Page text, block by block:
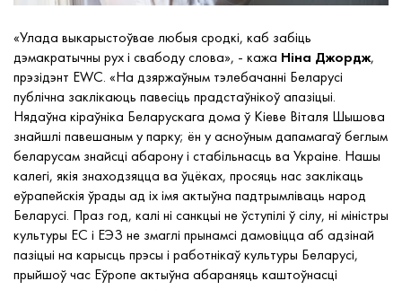
«Улада выкарыстоўвае любыя сродкі, каб забіць
дэмакратычны рух і свабоду слова», - кажа Ніна Джордж,
прэзідэнт EWC. «На дзяржаўным тэлебачанні Беларусі
публічна заклікаюць павесіць прадстаўнікоў апазіцыі.
Нядаўна кіраўніка Беларускага дома ў Кіеве Віталя Шышова
знайшлі павешаным у парку; ён у асноўным дапамагаў беглым
беларусам знайсці абарону і стабільнасць ва Украіне. Нашы
калегі, якія знаходзяцца ва ўцёках, просяць нас заклікаць
еўрапейскія ўрады ад іх імя актыўна падтрымліваць народ
Беларусі. Праз год, калі ні санкцыі не ўступілі ў сілу, ні міністры
культуры ЕС і ЕЭЗ не змаглі прынамсі дамовіцца аб адзінай
пазіцыі на карысць прэсы і работнікаў культуры Беларусі,
прыйшоў час Еўропе актыўна абараняць каштоўнасці